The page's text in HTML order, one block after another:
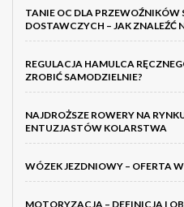
TANIE OC DLA
DOSTAWCZYCH – JAK ZNALEŹĆ
REGULACJA HAMULCA
ZROBIĆ SAMODZIELNIE?
NAJDROŻSZE ROWERY NA
ENTUZJASTÓW KOLARSTWA
WÓZEK JEZDNIOWY – OFERTA
MOTORYZACJA – DEFINICJA I